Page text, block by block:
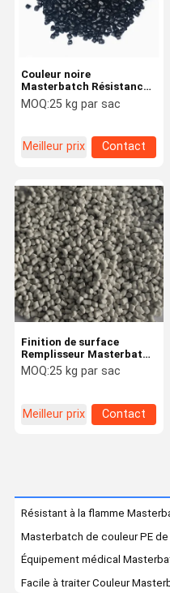
Visite De
L'usine
Contrôle De
La Qualité
Couleur Masterbatch
Masterbatch antistatique
Masterbatch contre le
masterbatch de
Masterbatch à base de
Couleur noire
Masterbatch Résistance
aux flammes
MOQ:25 kg par sac
Meilleur prix Contact
Finition de surface
Remplisseur Masterbatch
Compatibilité élevée
Personnalisation
MOQ:25 kg par sac
Meilleur prix Contact
Résistant à la flamme
Masterbatch de couleur PE
Équipement médical
Facile à traiter Couleur